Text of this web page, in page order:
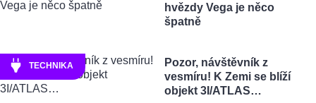
hvězdy Vega je něco
špatně
TECHNIKA
Pozor, návštěvník z
vesmíru! K Zemi se blíží
objekt 3I/ATLAS…